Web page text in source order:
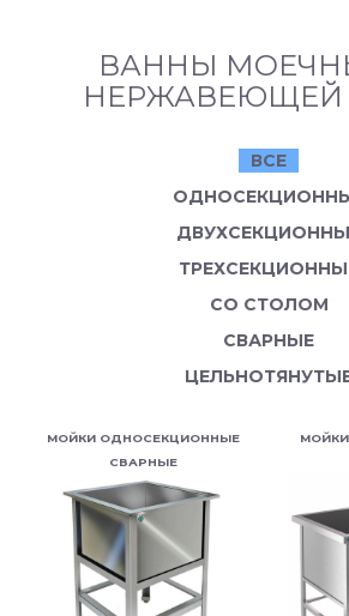
ВАННЫ
НЕРЖАВЕЮЩЕЙ
ВСЕ
СО СТОЛОМ
СВАРНЫЕ
МОЙКИ ОДНОСЕКЦИОННЫЕ
СВАРНЫЕ